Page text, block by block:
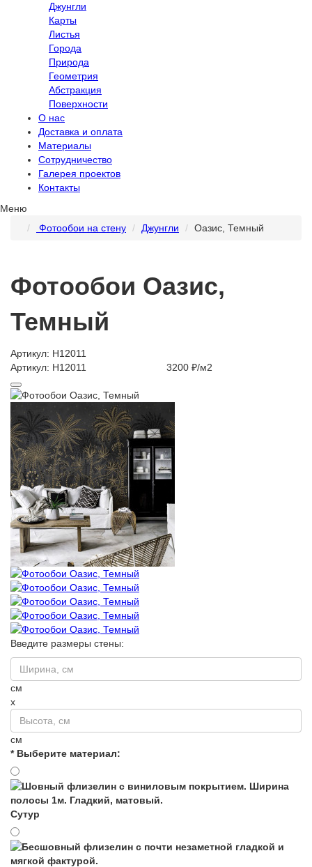
Джунгли
Карты
Листья
Города
Природа
Геометрия
Абстракция
Поверхности
О нас
Доставка и оплата
Материалы
Сотрудничество
Галерея проектов
Контакты
Меню
Фотообои на стену
Джунгли Оазис, Темный
Фотообои Оазис,
Темный
Артикул: H12011
Артикул: H12011
3200 ₽/м2
Введите размеры стены:
см
x
см
* Выберите материал:
Сутур